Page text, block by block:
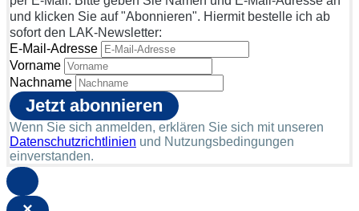
und klicken Sie auf "Abonnieren". Hiermit bestelle ich ab
sofort den LAK-Newsletter:
E-Mail-Adresse
Vorname
Nachname
Wenn Sie sich anmelden, erklären Sie sich mit unseren
Datenschutzrichtlinien und Nutzungsbedingungen
einverstanden.